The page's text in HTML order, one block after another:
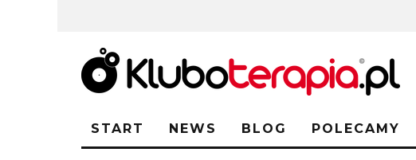
START NEWS BLOG POLECAMY